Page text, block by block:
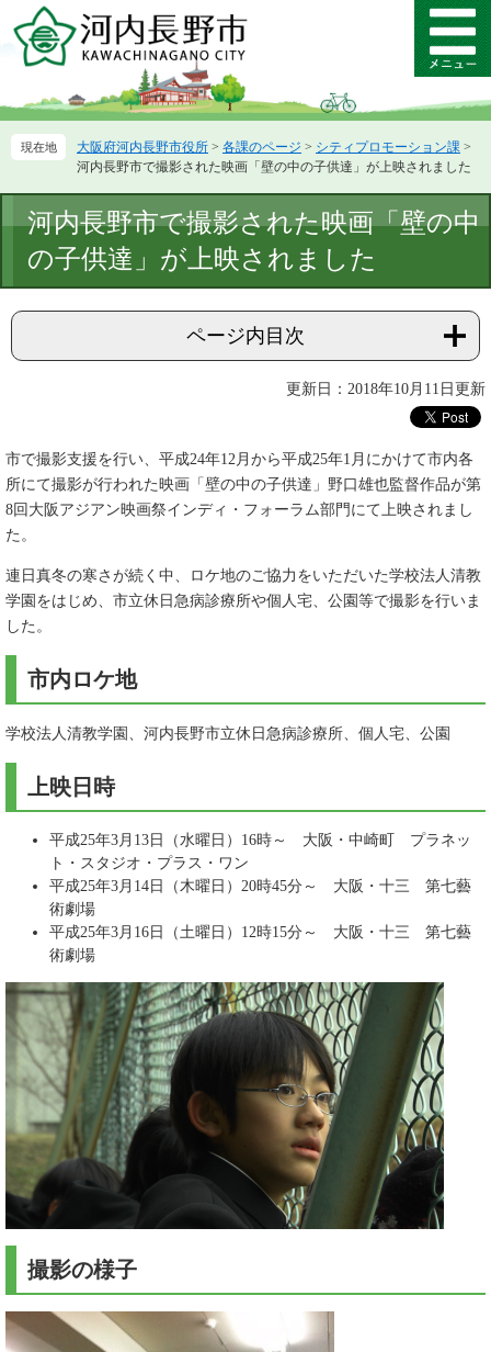
ー
先
ニ
を
て
メ
ニ
ー
大阪府河内長野市役所 > 各課のページ > シティプロモーション課 >
河内長野市で撮影された映画「壁の中の子供達」が上映されました
文
河内長野市で撮影された映画「壁の中
の子供達」が上映されました
ページ内目次
更新日：2018年10月11日更新
市で撮影支援を行い、平成24年12月から平成25年1月にかけて市内各
所にて撮影が行われた映画「壁の中の子供達」野口雄也監督作品が第
8回大阪アジアン映画祭インディ・フォーラム部門にて上映されまし
た。
連日真冬の寒さが続く中、ロケ地のご協力をいただいた学校法人清教
学園をはじめ、市立休日急病診療所や個人宅、公園等で撮影を行いま
した。
市内ロケ地
学校法人清教学園、河内長野市立休日急病診療所、個人宅、公園
上映日時
平成25年3月13日（水曜日）16時～ 大阪・中崎町 プラネッ
ト・スタジオ・プラス・ワン
平成25年3月14日（木曜日）20時45分～ 大阪・十三 第七藝
術劇場
平成25年3月16日（土曜日）12時15分～ 大阪・十三 第七藝
術劇場
撮影の様子